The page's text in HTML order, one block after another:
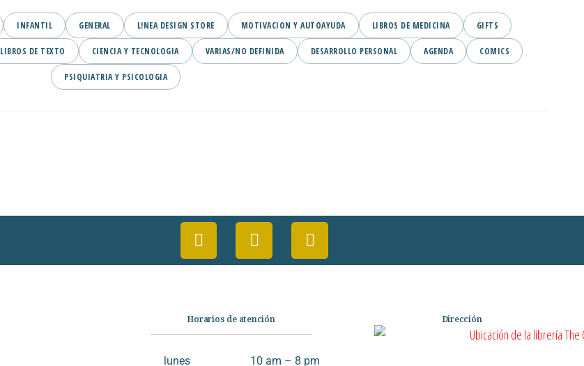
INFANTIL GENERAL L!NEA DESIGN STORE MOTIVACION Y AUTOAYUDA LIBROS DE MEDICINA GIFTS
LIBROS DE TEXTO CIENCIA Y TECNOLOGIA VARIAS/NO DEFINIDA DESARROLLO PERSONAL AGENDA COMICS
PSIQUIATRIA Y PSICOLOGIA
Horarios de atención
lunes 10 am – 8 pm
Dirección